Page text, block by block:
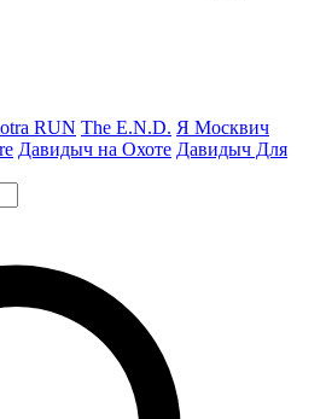
RUN The E.N.D. Я Москвич
Давидыч на Охоте Давидыч Для